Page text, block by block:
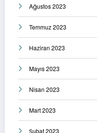
Ağustos 2023
Temmuz 2023
Haziran 2023
Mayıs 2023
Nisan 2023
Mart 2023
Şubat 2023